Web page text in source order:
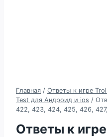
Главная / Ответы к игре
Test для Андроид и ios /
422, 423, 424, 425, 426,
Ответы к